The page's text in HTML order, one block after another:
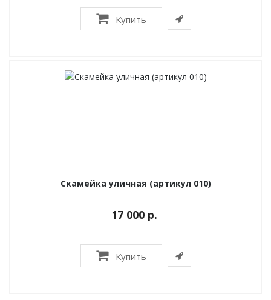
Купить
Скамейка уличная (артикул 010)
17 000 р.
Купить